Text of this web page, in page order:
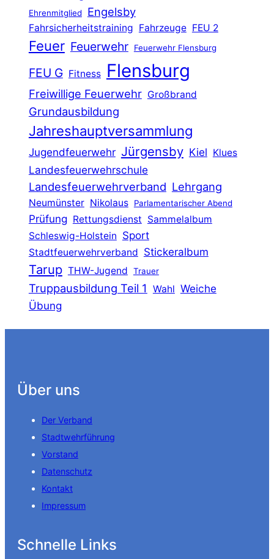
Ehrenmitglied Engelsby
Fahrsicherheitstraining Fahrzeuge FEU 2
Feuer Feuerwehr Feuerwehr Flensburg
FEU G Fitness Flensburg
Freiwillige Feuerwehr Großbrand
Grundausbildung
Jahreshauptversammlung
Jugendfeuerwehr Jürgensby Kiel Klues
Landesfeuerwehrschule
Landesfeuerwehrverband Lehrgang
Neumünster Nikolaus Parlamentarischer Abend
Prüfung Rettungsdienst Sammelalbum
Schleswig-Holstein Sport
Stadtfeuerwehrverband Stickeralbum
Tarup THW-Jugend Trauer
Truppausbildung Teil 1 Wahl Weiche
Übung
Über uns
Der Verband
Stadtwehrführung
Vorstand
Datenschutz
Kontakt
Impressum
Schnelle Links